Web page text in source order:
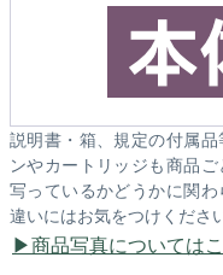
説明書・箱、規定の付属
ンやカートリッジも商品
写っているかどうかに関
違いにはお気をつけください
商品写真については